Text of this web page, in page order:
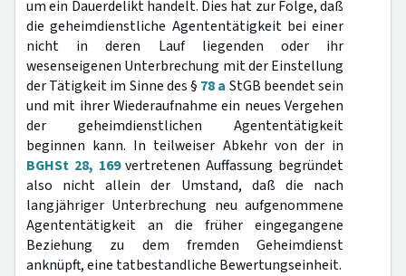
um ein Dauerdelikt handelt. Dies hat zur Folge, daß
die geheimdienstliche Agententätigkeit bei einer
nicht in deren Lauf liegenden oder ihr
wesenseigenen Unterbrechung mit der Einstellung
der Tätigkeit im Sinne des § 78 a StGB beendet sein
und mit ihrer Wiederaufnahme ein neues Vergehen
der geheimdienstlichen Agententätigkeit
beginnen kann. In teilweiser Abkehr von der in
BGHSt 28, 169vertretenen Auffassung begründet
also nicht allein der Umstand, daß die nach
langjähriger Unterbrechung neu aufgenommene
Agententätigkeit an die früher eingegangene
Beziehung zu dem fremden Geheimdienst
anknüpft, eine tatbestandliche Bewertungseinheit.